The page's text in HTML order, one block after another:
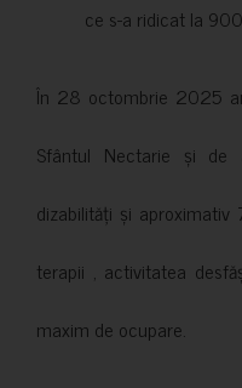
ce s-a ridicat la
În 28 octombrie 2025
Sfântul Nectarie și
dizabilități și
terapii , activitatea
maxim de ocupare.